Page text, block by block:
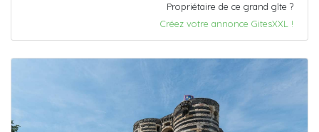
Propriétaire de ce grand gîte ?
Créez votre annonce GitesXXL !